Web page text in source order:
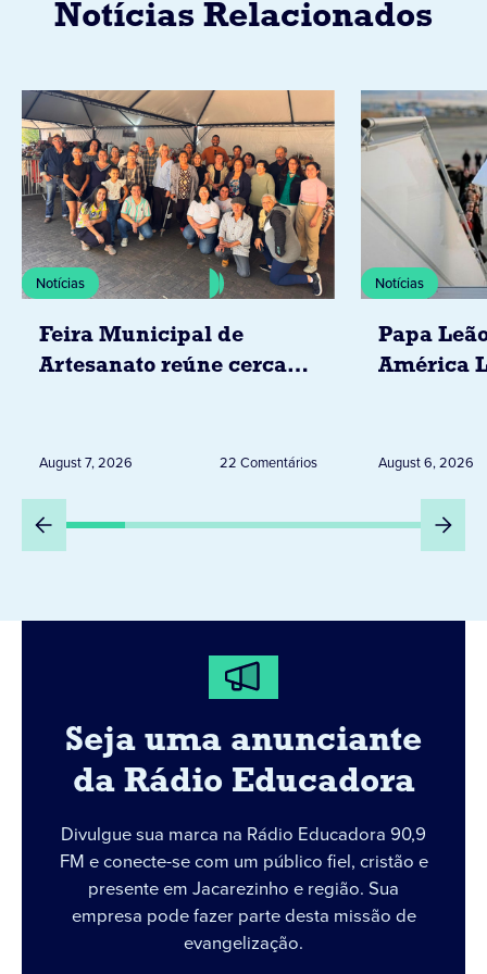
Notícias Relacionados
Notícias
Feira Municipal de
Artesanato reúne cerca
August 7, 2026 22 Comentários
Notícias
Papa
América
Peru
August 6, 2026
Seja uma anunciante
da Rádio Educadora
Divulgue sua marca na Rádio Educadora 90,9
FM e conecte-se com um público fiel, cristão e
presente em Jacarezinho e região. Sua
empresa pode fazer parte desta missão de
evangelização.